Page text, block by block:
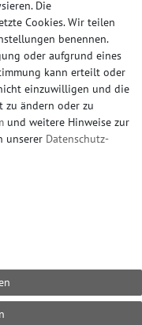
GmbH
Die
Cookies. Wir teilen
benennen.
oder aufgrund eines
kann erteilt oder
einzuwilligen und die
zu ändern oder zu
und weitere Hinweise zur
unserer Daten­schutz­